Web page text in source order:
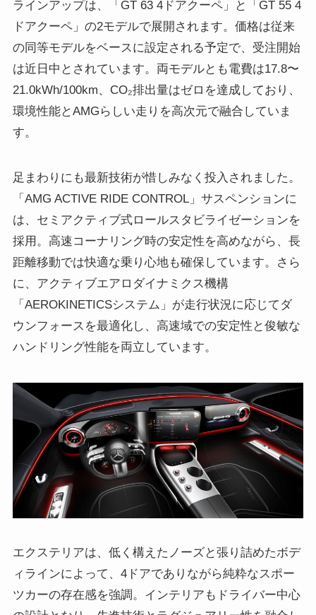
ラインアップは、「GT 63 4ドアクーペ」と「GT 55 4
ドアクーペ」の2モデルで展開されます。価格は従来
の同等モデルをベースに設定される予定で、受注開始
は近日中とされています。両モデルとも電費は17.8〜
21.0kWh/100km、CO₂排出量はゼロを達成しており、
環境性能とAMGらしい走りを高次元で融合していま
す。
足まわりにも最新技術が惜しみなく投入されました。
「AMG ACTIVE RIDE CONTROL」サスペンションに
は、セミアクティブ式ロールスタビライゼーションを
採用。高速コーナリング時の安定性を高めながら、長
距離移動では快適な乗り心地も確保しています。さら
に、アクティブエアロダイナミクス機構
「AEROKINETICSシステム」が走行状況に応じてダ
ウンフォースを最適化し、高速域での安定性と俊敏な
ハンドリング性能を両立しています。
エクステリアは、低く構えたノーズと張り詰めたボデ
ィラインによって、4ドアでありながら純粋なスポー
ツカーの存在感を強調。インテリアもドライバー中心